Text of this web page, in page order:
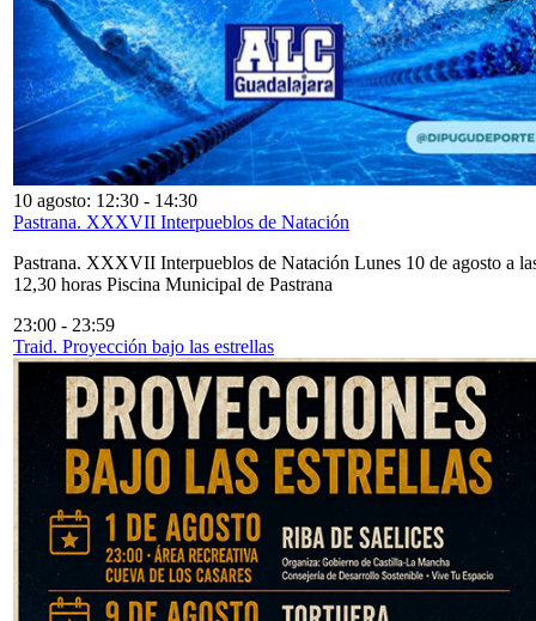
10 agosto: 12:30 - 14:30
Pastrana. XXXVII Interpueblos de Natación
Pastrana. XXXVII Interpueblos de Natación Lunes 10 de agosto a
12,30 horas Piscina Municipal de Pastrana
23:00 - 23:59
Traid. Proyección bajo las estrellas